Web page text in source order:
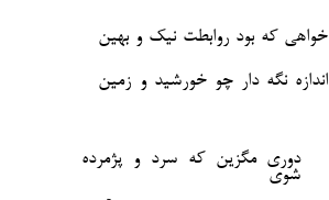
خواهی که بود روابطت نیک و بهین
اندازه نگه دار چو خورشید و زمین‎
دوری مگزین که سرد و پژمرده
شوی